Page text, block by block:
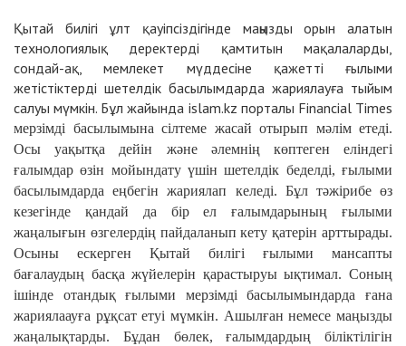
Қытай билігі ұлт қауіпсіздігінде маңызды орын алатын
технологиялық деректерді қамтитын мақалаларды,
сондай-ақ, мемлекет мүддесіне қажетті ғылыми
жетістіктерді шетелдік басылымдарда жариялауға тыйым
салуы мүмкін. Бұл жайында islam.kz порталы Financial Times
мерзімді басылымына сілтеме жасай отырып мәлім етеді.
Осы уақытқа дейін және әлемнің көптеген еліндегі
ғалымдар өзін мойындату үшін шетелдік беделді, ғылыми
басылымдарда еңбегін жариялап келеді. Бұл тәжірибе өз
кезегінде қандай да бір ел ғалымдарының ғылыми
жаңалығын өзгелердің пайдаланып кету қатерін арттырады.
Осыны ескерген Қытай билігі ғылыми мансапты
бағалаудың басқа жүйелерін қарастыруы ықтимал. Соның
ішінде отандық ғылыми мерзімді басылымындарда ғана
жариялаауға рұқсат етуі мүмкін. Ашылған немесе маңызды
жаңалықтарды. Бұдан бөлек, ғалымдардың біліктілігін